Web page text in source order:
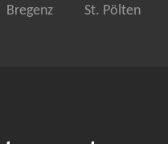
Bregenz
St. Pölten